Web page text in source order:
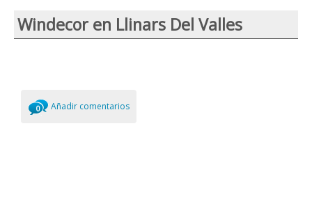
Windecor en Llinars Del Valles
0 Añadir comentarios